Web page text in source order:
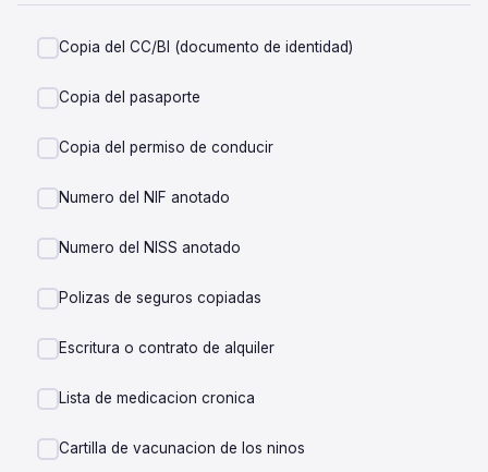
Copia del CC/BI (documento de identidad)
Copia del pasaporte
Copia del permiso de conducir
Numero del NIF anotado
Numero del NISS anotado
Polizas de seguros copiadas
Escritura o contrato de alquiler
Lista de medicacion cronica
Cartilla de vacunacion de los ninos